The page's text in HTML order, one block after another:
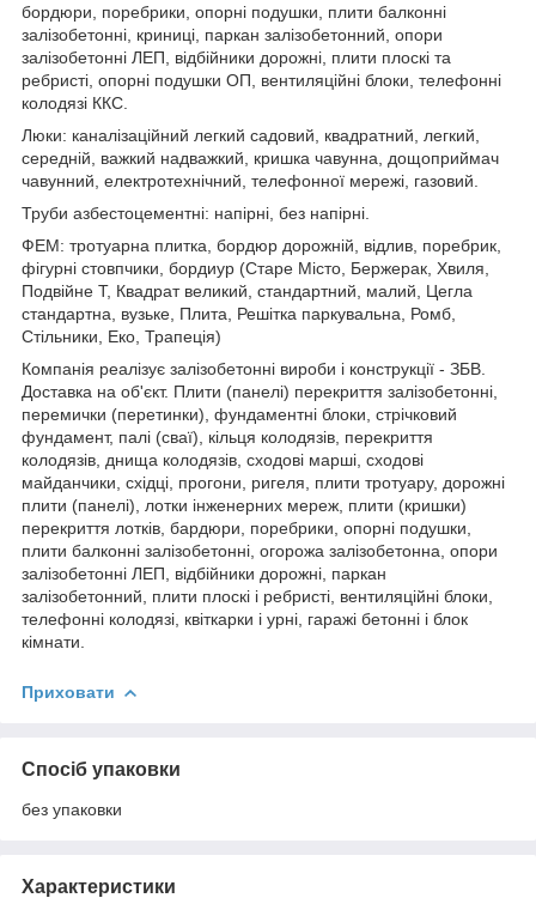
бордюри, поребрики, опорні подушки, плити балконні
залізобетонні, криниці, паркан залізобетонний, опори
залізобетонні ЛЕП, відбійники дорожні, плити плоскі та
ребристі, опорні подушки ОП, вентиляційні блоки, телефонні
колодязі ККС.
Люки: каналізаційний легкий садовий, квадратний, легкий,
середній, важкий надважкий, кришка чавунна, дощоприймач
чавунний, електротехнічний, телефонної мережі, газовий.
Труби азбестоцементні: напірні, без напірні.
ФЕМ: тротуарна плитка, бордюр дорожній, відлив, поребрик,
фігурні стовпчики, бордиур (Старе Місто, Бержерак, Хвиля,
Подвійне Т, Квадрат великий, стандартний, малий, Цегла
стандартна, вузьке, Плита, Решітка паркувальна, Ромб,
Стільники, Еко, Трапеція)
Компанія реалізує залізобетонні вироби і конструкції - ЗБВ.
Доставка на об'єкт. Плити (панелі) перекриття залізобетонні,
перемички (перетинки), фундаментні блоки, стрічковий
фундамент, палі (сваї), кільця колодязів, перекриття
колодязів, днища колодязів, сходові марші, сходові
майданчики, східці, прогони, ригеля, плити тротуару, дорожні
плити (панелі), лотки інженерних мереж, плити (кришки)
перекриття лотків, бардюри, поребрики, опорні подушки,
плити балконні залізобетонні, огорожа залізобетонна, опори
залізобетонні ЛЕП, відбійники дорожні, паркан
залізобетонний, плити плоскі і ребристі, вентиляційні блоки,
телефонні колодязі, квіткарки і урні, гаражі бетонні і блок
кімнати.
Приховати
Спосіб упаковки
без упаковки
Характеристики